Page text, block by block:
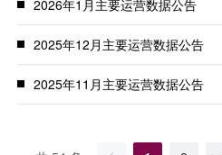
2026年1月主要运营数据公告
2025年12月主要运营数据公告
2025年11月主要运营数据公告